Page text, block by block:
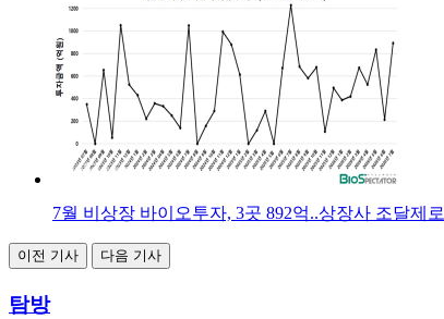
7월 비상장 바이오투자, 3곳 892억..상장사 조달제
이전 기사 다음 기사
탐방